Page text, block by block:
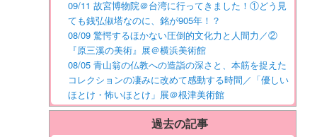
09/11 故宮博物院＠台湾に行ってきました！①どう見
ても銭弘俶塔なのに、銘が905年！？
08/09 驚愕するほかない圧倒的文化力と人間力／②
『原三溪の美術』展＠横浜美術館
08/05 青山翁の仏教への造詣の深さと、本筋を捉えた
コレクションの凄みに改めて感動する時間／「優しい
ほとけ・怖いほとけ」展＠根津美術館
過去の記事